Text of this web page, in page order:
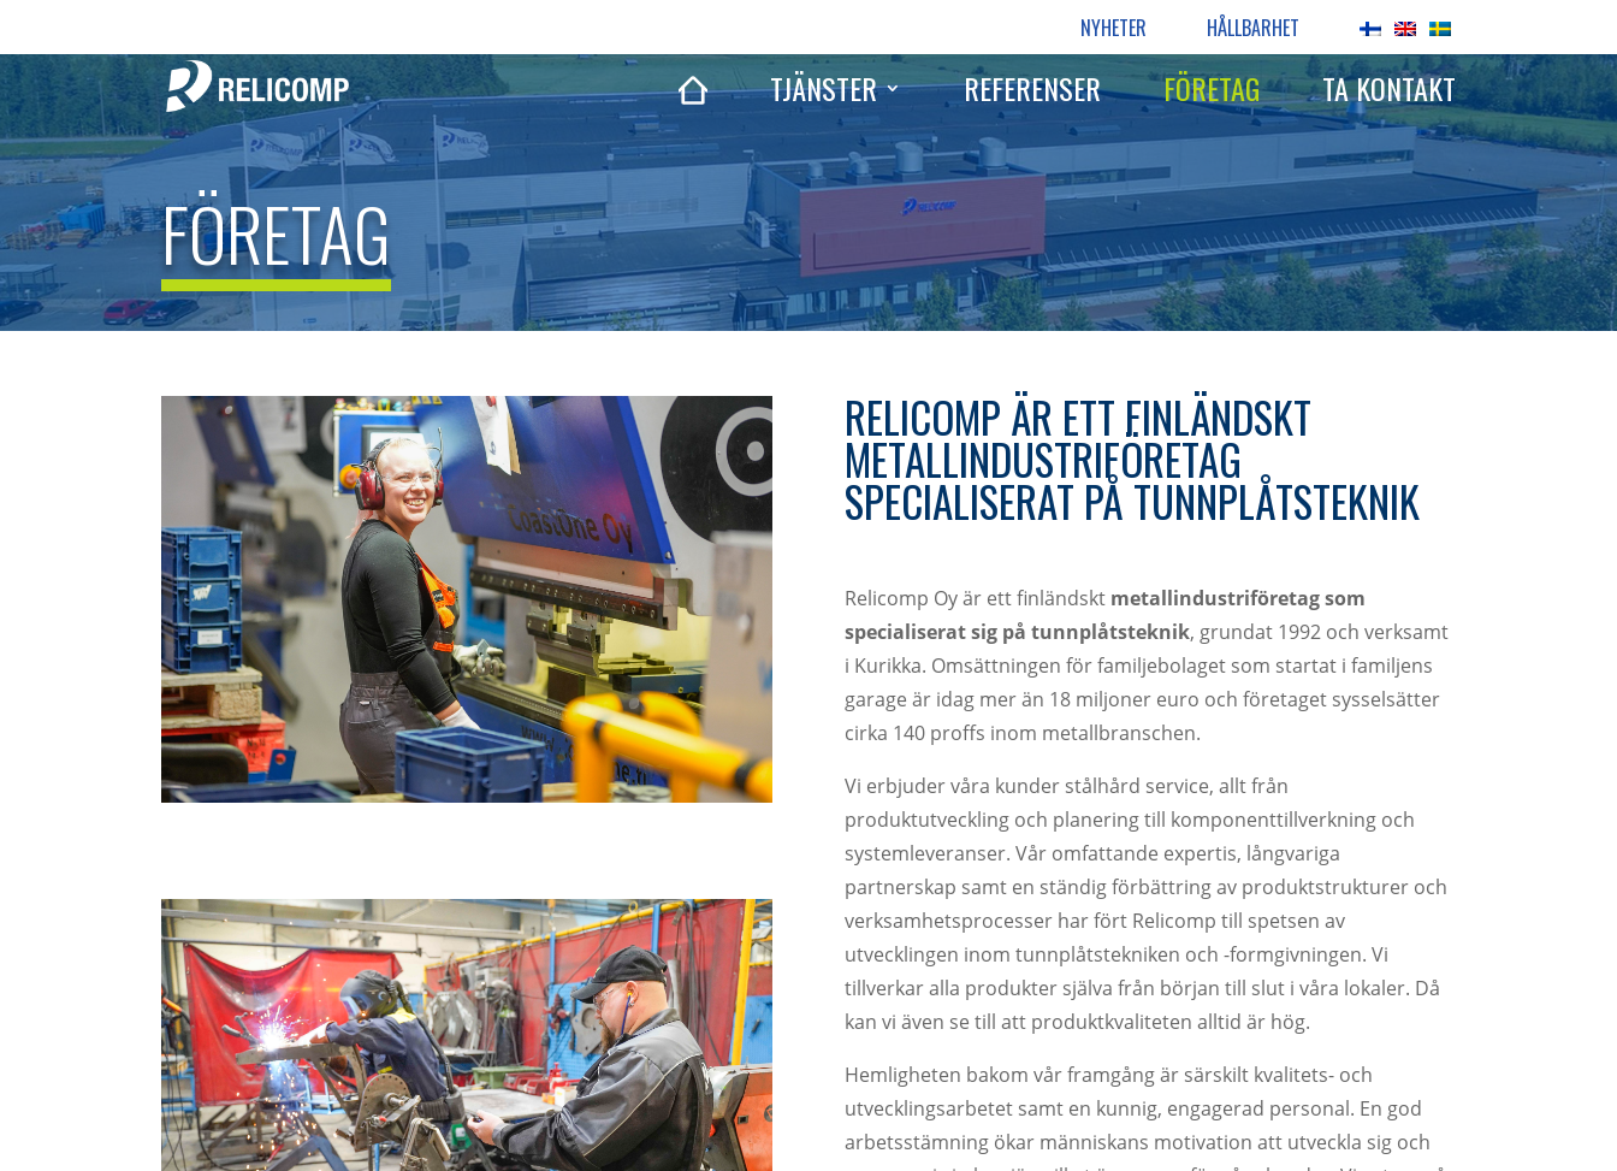
NYHETER HÅLLBARHET
TJÄNSTER REFERENSER FÖRETAG TA KONTAKT
FÖRETAG
RELICOMP ÄR ETT FINLÄNDSKT
METALLINDUSTRIFÖRETAG
SPECIALISERAT PÅ TUNNPLÅTSTEKNIK
Relicomp Oy är ett finländskt metallindustriföretag som
specialiserat sig på tunnplåtsteknik, grundat 1992 och verksamt
i Kurikka. Omsättningen för familjebolaget som startat i familjens
garage är idag mer än 18 miljoner euro och företaget sysselsätter
cirka 140 proffs inom metallbranschen.
Vi erbjuder våra kunder stålhård service, allt från
produktutveckling och planering till komponenttillverkning och
systemleveranser. Vår omfattande expertis, långvariga
partnerskap samt en ständig förbättring av produktstrukturer och
verksamhetsprocesser har fört Relicomp till spetsen av
utvecklingen inom tunnplåtstekniken och -formgivningen. Vi
tillverkar alla produkter själva från början till slut i våra lokaler. Då
kan vi även se till att produktkvaliteten alltid är hög.
Hemligheten bakom vår framgång är särskilt kvalitets- och
utvecklingsarbetet samt en kunnig, engagerad personal. En god
arbetsstämning ökar människans motivation att utveckla sig och